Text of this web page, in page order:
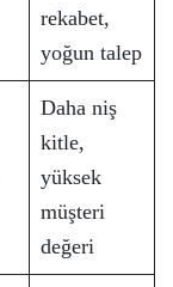
rekabet,
yoğun talep
Daha niş
kitle,
yüksek
müşteri
değeri